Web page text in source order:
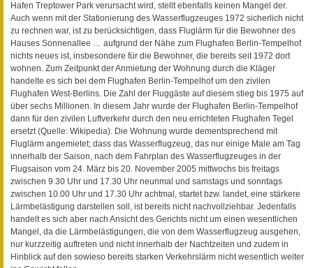
Hafen Treptower Park verursacht wird, stellt ebenfalls keinen Mangel der.
Auch wenn mit der Stationierung des Wasserflugzeuges 1972 sicherlich nicht
zu rechnen war, ist zu berücksichtigen, dass Fluglärm für die Bewohner des
Hauses Sonnenallee … aufgrund der Nähe zum Flughafen Berlin-Tempelhof
nichts neues ist, insbesondere für die Bewohner, die bereits seit 1972 dort
wohnen. Zum Zeitpunkt der Anmietung der Wohnung durch die Kläger
handelte es sich bei dem Flughafen Berlin-Tempelhof um den zivilen
Flughafen West-Berlins. Die Zahl der Fluggäste auf diesem stieg bis 1975 auf
über sechs Millionen. In diesem Jahr wurde der Flughafen Berlin-Tempelhof
dann für den zivilen Luftverkehr durch den neu errichteten Flughafen Tegel
ersetzt (Quelle: Wikipedia). Die Wohnung wurde dementsprechend mit
Fluglärm angemietet; dass das Wasserflugzeug, das nur einige Male am Tag
innerhalb der Saison, nach dem Fahrplan des Wasserflugzeuges in der
Flugsaison vom 24. März bis 20. November 2005 mittwochs bis freitags
zwischen 9.30 Uhr und 17.30 Uhr neunmal und samstags und sonntags
zwischen 10.00 Uhr und 17.30 Uhr achtmal, startet bzw. landet, eine stärkere
Lärmbelästigung darstellen soll, ist bereits nicht nachvollziehbar. Jedenfalls
handelt es sich aber nach Ansicht des Gerichts nicht um einen wesentlichen
Mangel, da die Lärmbelästigungen, die von dem Wasserflugzeug ausgehen,
nur kurzzeitig auftreten und nicht innerhalb der Nachtzeiten und zudem in
Hinblick auf den sowieso bereits starken Verkehrslärm nicht wesentlich weiter